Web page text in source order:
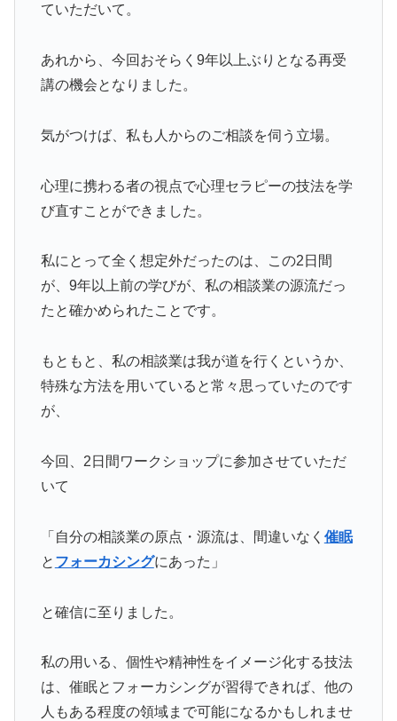
ていただいて。
あれから、今回おそらく9年以上ぶりとなる再受
講の機会となりました。
気がつけば、私も人からのご相談を伺う立場。
心理に携わる者の視点で心理セラピーの技法を学
び直すことができました。
私にとって全く想定外だったのは、この2日間
が、9年以上前の学びが、私の相談業の源流だっ
たと確かめられたことです。
もともと、私の相談業は我が道を行くというか、
特殊な方法を用いていると常々思っていたのです
が、
今回、2日間ワークショップに参加させていただ
いて
「自分の相談業の原点・源流は、間違いなく 催眠
と フォーカシングにあった」
と確信に至りました。
私の用いる、個性や精神性をイメージ化する技法
は、催眠とフォーカシングが習得できれば、他の
人もある程度の領域まで可能になるかもしれませ